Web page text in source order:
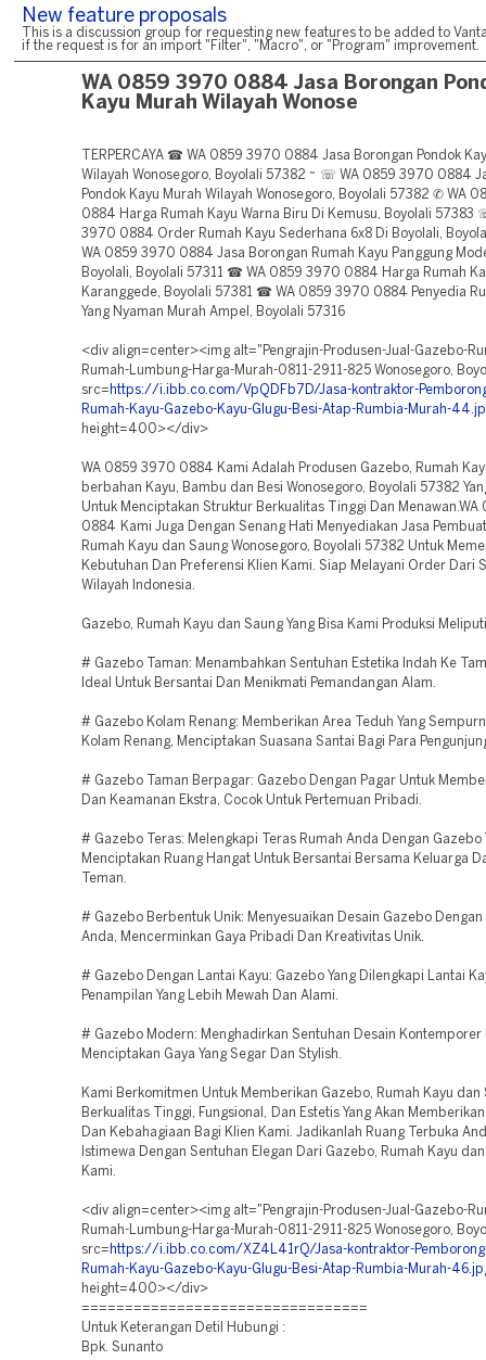
New feature proposals
This is a discussion group for requesting new features to be added to
if the request is for an import "Filter", "Macro", or "Program" improvement.
WA 0859 3970 0884 Jasa Borongan
Kayu Murah Wilayah Wonose
TERPERCAYA ☎ WA 0859 3970 0884 Jasa Borongan Pondok
Wilayah Wonosegoro, Boyolali 57382 ~ ☏ WA 0859 3970 0884
Pondok Kayu Murah Wilayah Wonosegoro, Boyolali 57382 ✆ WA
0884 Harga Rumah Kayu Warna Biru Di Kemusu, Boyolali 57383
3970 0884 Order Rumah Kayu Sederhana 6x8 Di Boyolali,
WA 0859 3970 0884 Jasa Borongan Rumah Kayu Panggung
Boyolali, Boyolali 57311 ☎ WA 0859 3970 0884 Harga Rumah
Karanggede, Boyolali 57381 ☎ WA 0859 3970 0884 Penyedia
Yang Nyaman Murah Ampel, Boyolali 57316
<div align=center><img alt="Pengrajin-Produsen-Jual-Gazebo-
Rumah-Lumbung-Harga-Murah-0811-2911-825 Wonosegoro,
src= https://i.ibb.co.com/VpQDFb7D/Jasa-kontraktor-
Rumah-Kayu-Gazebo-Kayu-Glugu-Besi-Atap-Rumbia-Murah-
height=400></div>
WA 0859 3970 0884 Kami Adalah Produsen Gazebo, Rumah
berbahan Kayu, Bambu dan Besi Wonosegoro, Boyolali 57382
Untuk Menciptakan Struktur Berkualitas Tinggi Dan
0884 Kami Juga Dengan Senang Hati Menyediakan Jasa
Rumah Kayu dan Saung Wonosegoro, Boyolali 57382 Untuk
Kebutuhan Dan Preferensi Klien Kami. Siap Melayani Order Dari
Wilayah Indonesia.
Gazebo, Rumah Kayu dan Saung Yang Bisa Kami Produksi
# Gazebo Taman: Menambahkan Sentuhan Estetika Indah Ke
Ideal Untuk Bersantai Dan Menikmati Pemandangan Alam.
# Gazebo Kolam Renang: Memberikan Area Teduh Yang
Kolam Renang, Menciptakan Suasana Santai Bagi Para
# Gazebo Taman Berpagar: Gazebo Dengan Pagar Untuk
Dan Keamanan Ekstra, Cocok Untuk Pertemuan Pribadi.
# Gazebo Teras: Melengkapi Teras Rumah Anda Dengan Gazebo
Menciptakan Ruang Hangat Untuk Bersantai Bersama Keluarga
Teman.
# Gazebo Berbentuk Unik: Menyesuaikan Desain Gazebo Dengan
Anda, Mencerminkan Gaya Pribadi Dan Kreativitas Unik.
# Gazebo Dengan Lantai Kayu: Gazebo Yang Dilengkapi Lantai
Penampilan Yang Lebih Mewah Dan Alami.
# Gazebo Modern: Menghadirkan Sentuhan Desain Kontemporer
Menciptakan Gaya Yang Segar Dan Stylish.
Kami Berkomitmen Untuk Memberikan Gazebo, Rumah Kayu dan
Berkualitas Tinggi, Fungsional, Dan Estetis Yang Akan
Dan Kebahagiaan Bagi Klien Kami. Jadikanlah Ruang Terbuka
Istimewa Dengan Sentuhan Elegan Dari Gazebo, Rumah Kayu
Kami.
<div align=center><img alt="Pengrajin-Produsen-Jual-Gazebo-
Rumah-Lumbung-Harga-Murah-0811-2911-825 Wonosegoro,
src= https://i.ibb.co.com/XZ4L41rQ/Jasa-kontraktor-
Rumah-Kayu-Gazebo-Kayu-Glugu-Besi-Atap-Rumbia-Murah-
height=400></div>
=================================
Untuk Keterangan Detil Hubungi :
Bpk. Sunanto